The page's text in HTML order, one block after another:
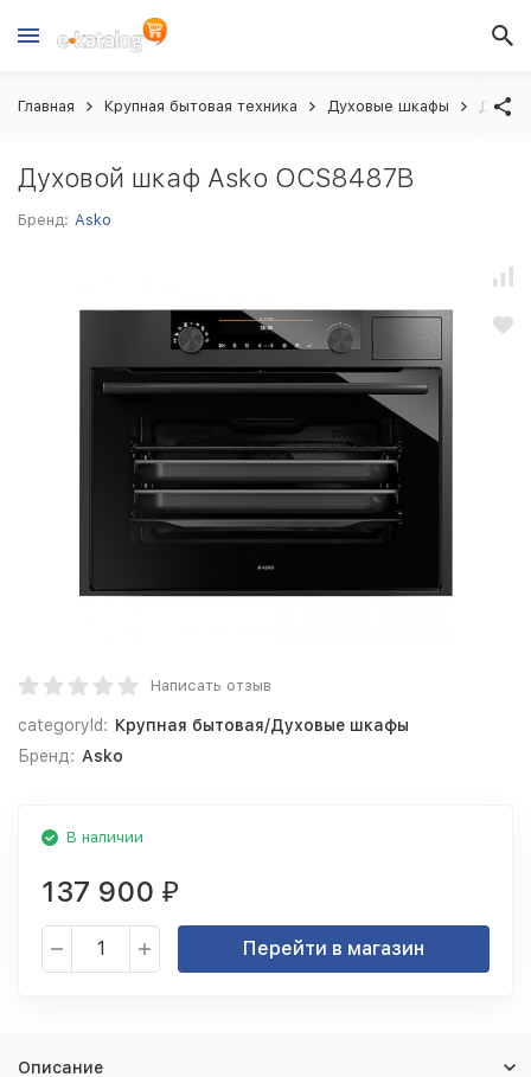
Главная Крупная бытовая техника Духовые шкафы
Духовой шкаф Asko OCS8487B
Бренд: Asko
Написать отзыв
categoryId: Крупная бытовая/Духовые шкафы
Бренд: Asko
В наличии
137 900 ₽
Перейти в магазин
Описание